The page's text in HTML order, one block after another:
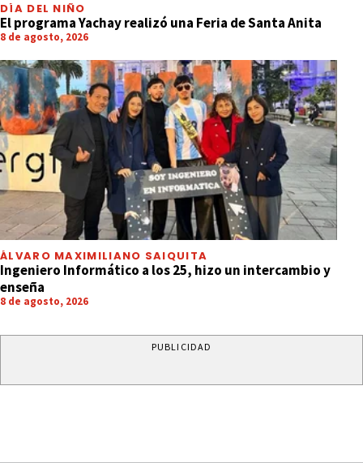
DÍA DEL NIÑO
El programa Yachay realizó una Feria de Santa Anita
8 de agosto, 2026
ÁLVARO MAXIMILIANO SAIQUITA
Ingeniero Informático a los 25, hizo un intercambio y
enseña
8 de agosto, 2026
PUBLICIDAD